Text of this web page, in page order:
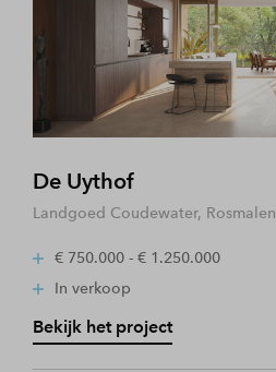
De Uythof
Landgoed Coudewater, Rosmalen
€ 750.000 - € 1.250.000
In verkoop
Bekijk het project